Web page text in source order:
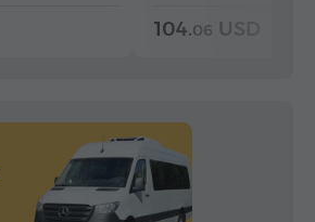
104.06 USD